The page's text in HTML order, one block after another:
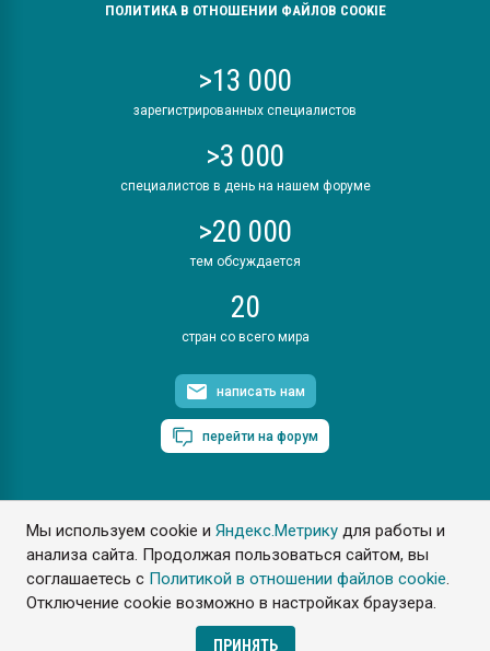
Мы используем cookie иЯндекс.Метрику для работы и
анализа сайта. Продолжая пользоваться сайтом, вы
соглашаетесь с Политикой в отношении файлов cookie.
Отключение cookie возможно в настройках браузера.
ПРИНЯТЬ
ПОЛИТИКА В ОТНОШЕНИИ ФАЙЛОВ COOKIE
>13 000
зарегистрированных специалистов
>3 000
специалистов в день на нашем форуме
>20 000
тем обсуждается
20
стран со всего мира
написать нам
перейти на форум
ПластЭксперт © 2006. Все права защищены
Разрешается копирование материалов сайта с обязательной
ссылкой на www.e-plastic.ru
Разработка сайта